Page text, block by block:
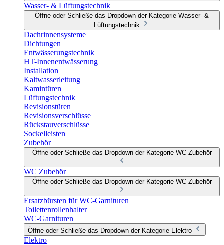
Wasser- & Lüftungstechnik
Öffne oder Schließe das Dropdown der Kategorie Wasser- &
Lüftungstechnik
Dachrinnensysteme
Dichtungen
Entwässerungstechnik
HT-Innenentwässerung
Installation
Kaltwasserleitung
Kamintüren
Lüftungstechnik
Revisionstüren
Revisionsverschlüsse
Rückstauverschlüsse
Sockelleisten
Zubehör
Öffne oder Schließe das Dropdown der Kategorie WC Zubehör
WC Zubehör
Öffne oder Schließe das Dropdown der Kategorie WC Zubehör
Ersatzbürsten für WC-Garnituren
Toilettenrollenhalter
WC-Garnituren
Öffne oder Schließe das Dropdown der Kategorie Elektro
Elektro